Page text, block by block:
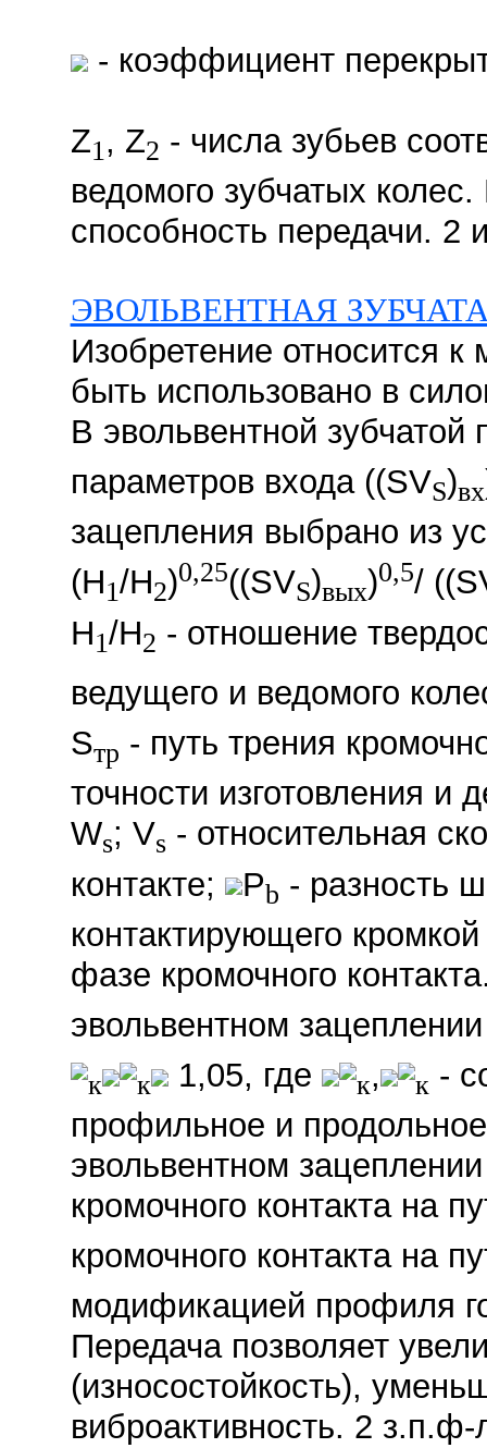
- коэффициент
Z1, Z2 - числа зубьев
ведомого зубчатых
способность передачи. 2
ЭВОЛЬВЕНТНАЯ
Изобретение относится
быть использовано в
В эвольвентной
параметров входа ((SVS)вх
зацепления выбрано из
(H1/H2)0,25((SVS)вых)0,5/
Н1/H2 - отношение
ведущего и ведомого
Sтр - путь трения
точности изготовления и
Ws; Vs - относительная
контакте;
Pb - разность
контактирующего
фазе кромочного
эвольвентном
к к 1,05, где к, к -
профильное и
эвольвентном
кромочного контакта на
кромочного контакта на
модификацией профиля
Передача позволяет
(износостойкость),
виброактивность. 2